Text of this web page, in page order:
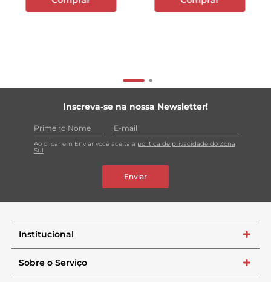
Inscreva-se na nossa Newsletter!
Ao clicar em Enviar você aceita a política de privacidade do Zona
Sul
Enviar
Institucional +
Sobre o Serviço +